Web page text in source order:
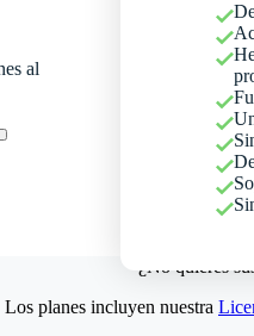
al
¿No quieres
Los planes incluyen nuestra